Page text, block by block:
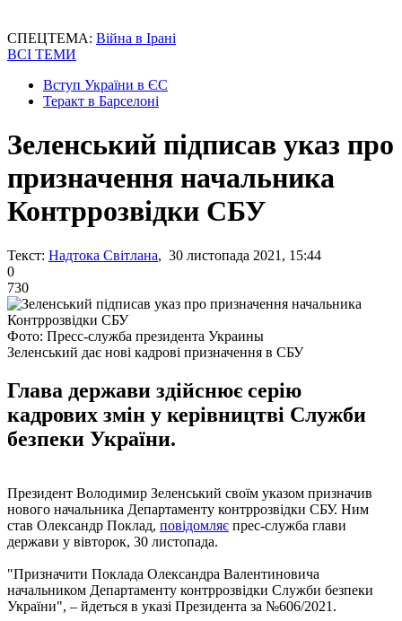
СПЕЦТЕМА: Війна в Ірані
ВСІ ТЕМИ
Вступ України в ЄС
Теракт в Барселоні
Зеленський підписав указ про
призначення начальника
Контррозвідки СБУ
Текст: Надтока Світлана, 30 листопада 2021, 15:44
0
730
Фото: Пресс-служба президента Украины
Зеленський дає нові кадрові призначення в СБУ
Глава держави здійснює серію
кадрових змін у керівництві Служби
безпеки України.
Президент Володимир Зеленський своїм указом призначив
нового начальника Департаменту контррозвідки СБУ. Ним
став Олександр Поклад, повідомляє прес-служба глави
держави у вівторок, 30 листопада.
"Призначити Поклада Олександра Валентиновича
начальником Департаменту контррозвідки Служби безпеки
України", – йдеться в указі Президента за №606/2021.